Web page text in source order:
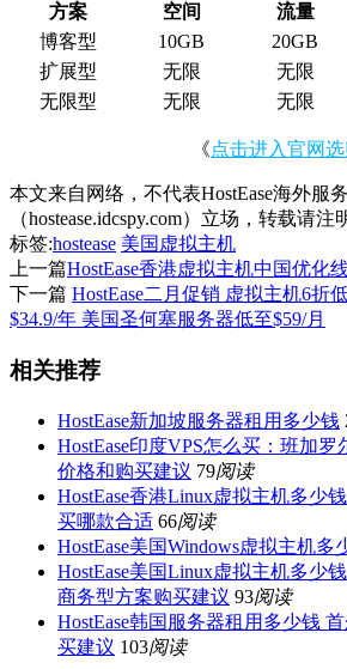
方案 空间 流量
博客型
10GB 20GB
扩展型
无限 无限
无限型
无限 无限
《点击进入官网
本文来自网络，不代表HostEase海外服
（hostease.idcspy.com）立场，转载请注
标签:hostease 美国虚拟主机
上一篇HostEase香港虚拟主机中国优化
下一篇 HostEase二月促销 虚拟主机6折
$34.9/年 美国圣何塞服务器低至$59/月
相关推荐
HostEase新加坡服务器租用多少钱
HostEase印度VPS怎么买：班加
价格和购买建议 79阅读
HostEase香港Linux虚拟主机多少
买哪款合适 66阅读
HostEase美国Windows虚拟主机多
HostEase美国Linux虚拟主机多少
商务型方案购买建议 93阅读
HostEase韩国服务器租用多少钱
买建议 103阅读